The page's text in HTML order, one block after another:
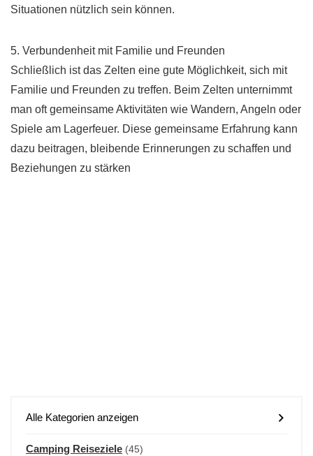
Situationen nützlich sein können.
5. Verbundenheit mit Familie und Freunden
Schließlich ist das Zelten eine gute Möglichkeit, sich mit
Familie und Freunden zu treffen. Beim Zelten unternimmt
man oft gemeinsame Aktivitäten wie Wandern, Angeln oder
Spiele am Lagerfeuer. Diese gemeinsame Erfahrung kann
dazu beitragen, bleibende Erinnerungen zu schaffen und
Beziehungen zu stärken
Alle Kategorien anzeigen
Camping Reiseziele (45)